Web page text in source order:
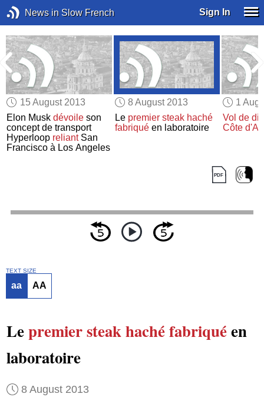
News in Slow French Sign In
15 August 2013
Elon Muskdévoile son
concept de transport
Hyperloop reliantSan
Francisco à Los Angeles
8 August 2013
Le premier steak haché
fabriquéen laboratoire
1
Vol de
Côte
TEXT SIZE
aa AA
Lepremier steak hachéfabriquéen
laboratoire
8 August 2013